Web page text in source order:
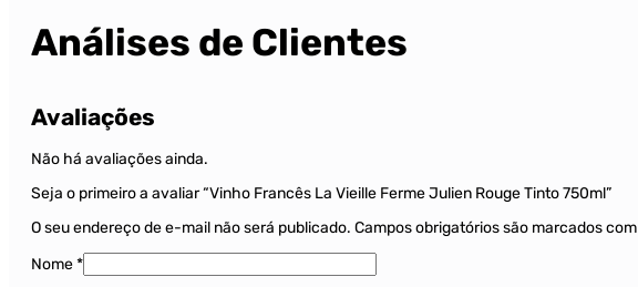
Análises de Clientes
Avaliações
Não há avaliações ainda.
Seja o primeiro a avaliar “Vinho Francês La Vieille Ferme Julien Rouge Tinto 750ml”
O seu endereço de e-mail não será publicado. Campos obrigatórios são marcados com
Nome*